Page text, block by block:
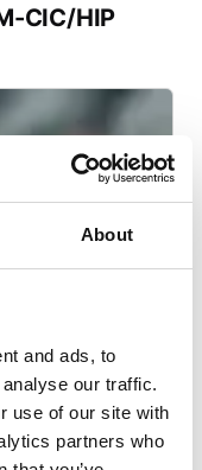
About
and ads, to
our traffic.
use of our site with
partners who
CIC/HIP